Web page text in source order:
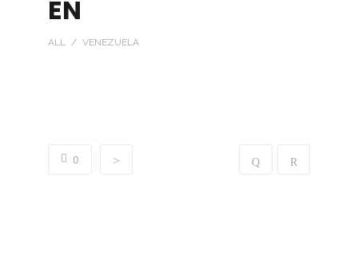
EN
ALL / VENEZUELA
0